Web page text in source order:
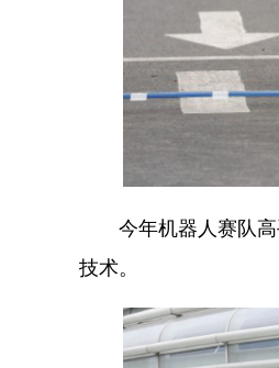
今年机器人赛队高
技术。